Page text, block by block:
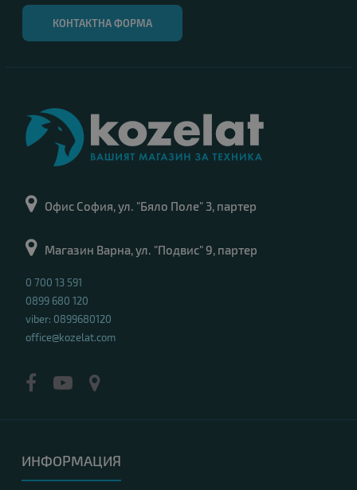
КОНТАКТНА ФОРМА
Офис София, ул. "Бяло Поле" 3, партер
Магазин Варна, ул. "Подвис" 9, партер
0 700 13 591
0899 680 120
viber: 0899680120
office@kozelat.com
ИНФОРМАЦИЯ